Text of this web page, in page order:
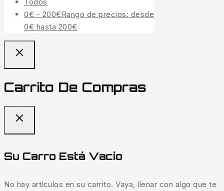
0€ - 200€Rango de precios: desde
0€ hasta 200€
Carrito De Compras
Su Carro Está Vacío
No hay artículos en su carrito. Vaya, llenar con algo que te